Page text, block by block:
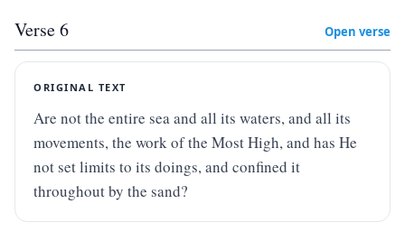
Verse6 Open verse
ORIGINAL TEXT
Are not the entire sea and all its waters, and all its
movements, the work of the Most High, and has He
not set limits to its doings, and confined it
throughout by the sand?